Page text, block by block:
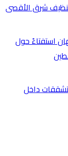
شرق الأقصى
استفتاءً حول
داخل